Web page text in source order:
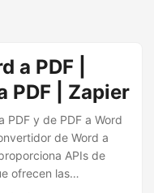
a PDF |
PDF | Zapier
PDF y de PDF a Word
de Word a
APIs de
ofrecen las